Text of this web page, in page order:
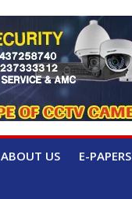
ABOUT US E-PAPERS